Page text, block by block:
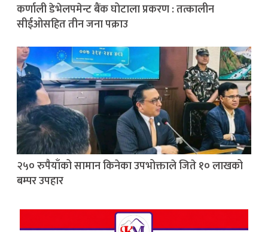
कर्णाली डेभेलपमेन्ट बैंक घोटाला प्रकरण : तत्कालीन
सीईओसहित तीन जना पक्राउ
२५० रुपैयाँको सामान किनेका उपभोक्ताले जिते १० लाखको
बम्पर उपहार